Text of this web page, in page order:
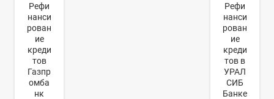
Рефи
нанси
рован
ие
креди
тов
Газпр
омба
нк
Рефи
нанси
рован
ие
креди
тов в
УРАЛ
СИБ
Банке